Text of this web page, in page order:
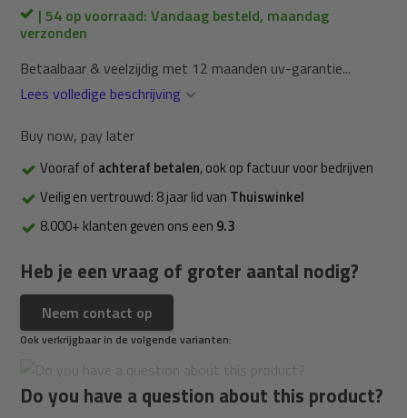
| 54 op voorraad: Vandaag besteld, maandag
verzonden
Betaalbaar & veelzijdig met 12 maanden uv-garantie...
Lees volledige beschrijving
Buy now, pay later
Vooraf ofachteraf betalen, ook op factuur voor bedrijven
Veilig en vertrouwd: 8 jaar lid van Thuiswinkel
8.000+ klanten geven ons een 9.3
Heb je een vraag of groter aantal nodig?
Neem contact op
Ook verkrijgbaar in de volgende varianten:
Do you have a question about this product?